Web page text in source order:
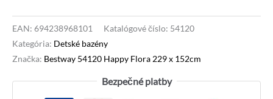
EAN: 694238968101 Katalógové číslo: 54120
Kategória: Detské bazény
Značka: Bestway 54120 Happy Flora 229 x 152cm
Bezpečné platby